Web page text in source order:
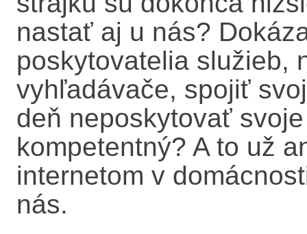
nastať aj u nás?
poskytovatelia služieb,
vyhľadávače, spojiť
deň neposkytovať
kompetentný? A to už
internetom v
nás.